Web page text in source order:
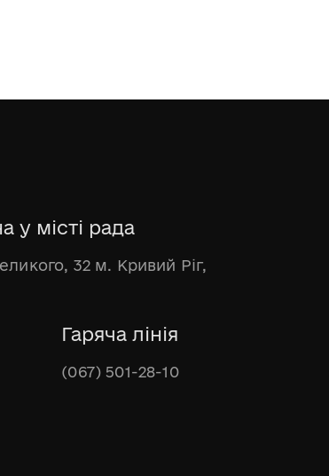
у місті рада
32 м. Кривий Ріг,
Гаряча лінія
(067) 501-28-10